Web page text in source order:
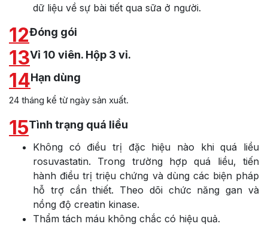
dữ liệu về sự bài tiết qua sữa ở người.
12Đóng gói
13Vỉ 10 viên. Hộp 3 vỉ.
14Hạn dùng
24 tháng kể từ ngày sản xuất.
15Tình trạng quá liều
Không có điều trị đặc hiệu nào khi quá liều
rosuvastatin. Trong trường hợp quá liều, tiến
hành điều trị triệu chứng và dùng các biện pháp
hỗ trợ cần thiết. Theo dõi chức năng gan và
nồng độ creatin kinase.
Thẩm tách máu không chắc có hiệu quả.